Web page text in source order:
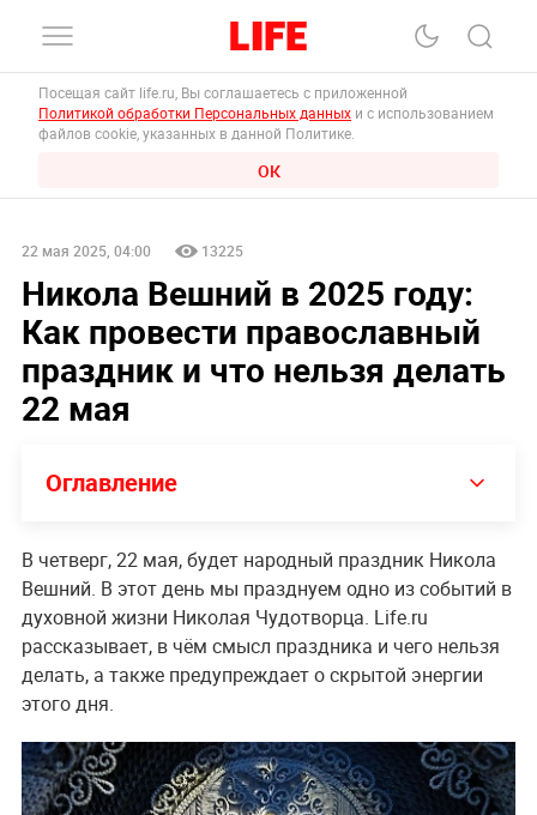
Посещая сайт life.ru, Вы соглашаетесь с приложенной
Политикой обработки Персональных данных и с использованием
файлов cookie, указанных в данной Политике.
ОК
22 мая 2025, 04:00 13225
Никола Вешний в 2025 году:
Как провести православный
праздник и что нельзя делать
22 мая
Оглавление
В четверг, 22 мая, будет народный праздник Никола
Вешний. В этот день мы празднуем одно из событий в
духовной жизни Николая Чудотворца. Life.ru
рассказывает, в чём смысл праздника и чего нельзя
делать, а также предупреждает о скрытой энергии
этого дня.